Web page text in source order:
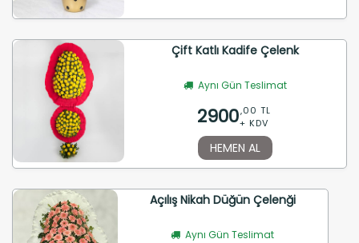
Çift Katlı Kadife Çelenk
Aynı Gün Teslimat
2900,00 TL
+ KDV
HEMEN AL
Açılış Nikah Düğün Çelenği
Aynı Gün Teslimat